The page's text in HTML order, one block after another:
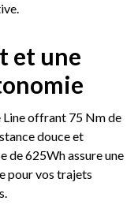
et une
Line offrant 75 Nm de
douce et
de 625Wh assure une
pour vos trajets